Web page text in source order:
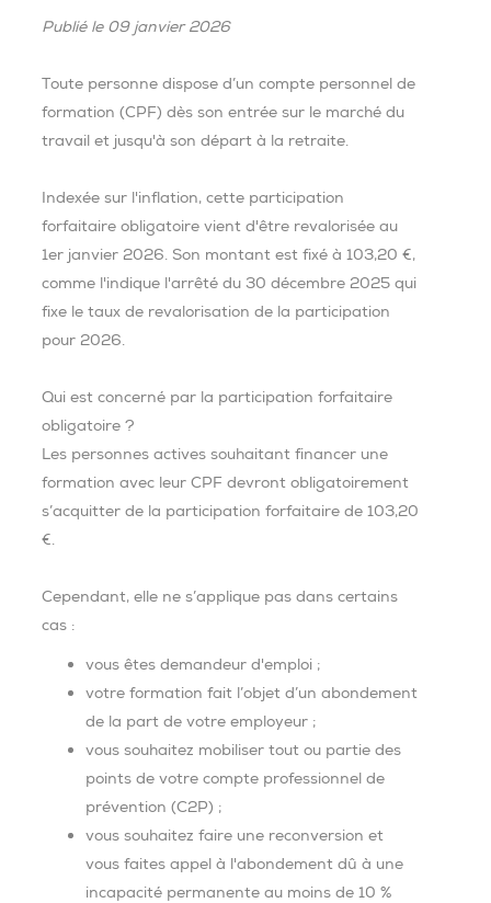
Publié le 09 janvier 2026
Toute personne dispose d’un compte personnel de
formation (CPF) dès son entrée sur le marché du
travail et jusqu'à son départ à la retraite.
Indexée sur l'inflation, cette participation
forfaitaire obligatoire vient d'être revalorisée au
1er janvier 2026. Son montant est fixé à 103,20 €,
comme l'indique l'arrêté du 30 décembre 2025 qui
fixe le taux de revalorisation de la participation
pour 2026.
Qui est concerné par la participation forfaitaire
obligatoire ?
Les personnes actives souhaitant financer une
formation avec leur CPF devront obligatoirement
s’acquitter de la participation forfaitaire de 103,20
€.
Cependant, elle ne s’applique pas dans certains
cas :
vous êtes demandeur d'emploi ;
votre formation fait l’objet d’un abondement
de la part de votre employeur ;
vous souhaitez mobiliser tout ou partie des
points de votre compte professionnel de
prévention (C2P) ;
vous souhaitez faire une reconversion et
vous faites appel à l'abondement dû à une
incapacité permanente au moins de 10 %